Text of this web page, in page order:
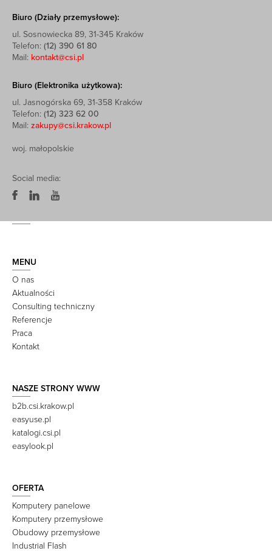
Biuro (Działy przemysłowe):
ul. Sosnowiecka 89, 31-345 Kraków
Telefon: (12) 390 61 80
Mail: kontakt@csi.pl
Biuro (Elektronika użytkowa):
ul. Jasnogórska 69, 31-358 Kraków
Telefon: (12) 323 62 00
Mail: zakupy@csi.krakow.pl
woj. małopolskie
Social media:
MENU
O nas
Aktualności
Consulting techniczny
Referencje
Praca
Kontakt
NASZE STRONY WWW
b2b.csi.krakow.pl
easyuse.pl
katalogi.csi.pl
easylook.pl
OFERTA
Komputery panelowe
Komputery przemysłowe
Obudowy przemysłowe
Industrial Flash